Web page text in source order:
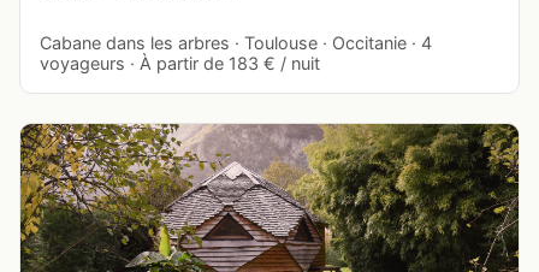
Cabane dans les arbres · Toulouse · Occitanie · 4
voyageurs · À partir de 183 € / nuit